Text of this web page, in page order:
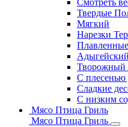
Смотреть
Твердые
Мягкий
Нарезки
Творожный
С плесенью
Сладкие
С низким
Мясо Птица Гриль
Мясо Птица Гриль